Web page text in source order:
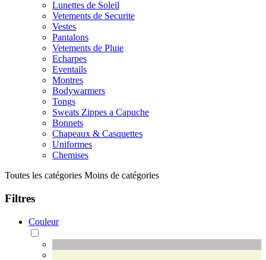
Lunettes de Soleil
Vetements de Securite
Vestes
Pantalons
Vetements de Pluie
Echarpes
Eventails
Montres
Bodywarmers
Tongs
Sweats Zippes a Capuche
Bonnets
Chapeaux & Casquettes
Uniformes
Chemises
Toutes les catégories Moins de catégories
Filtres
Couleur